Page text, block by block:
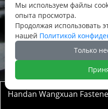
Чжоуцунь,
город Ханьдань,

Handan Wangxuan
Мы используем файлы
опыта просмотра.
Продолжая использовать
нашей Политикой
Только